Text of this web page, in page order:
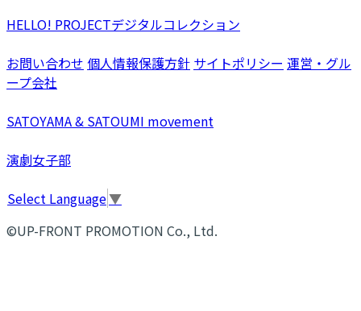
HELLO! PROJECTデジタルコレクション
お問い合わせ 個人情報保護方針 サイトポリシー 運営・グル
ープ会社
SATOYAMA & SATOUMI movement
演劇女子部
Select Language▼
©UP-FRONT PROMOTION Co., Ltd.